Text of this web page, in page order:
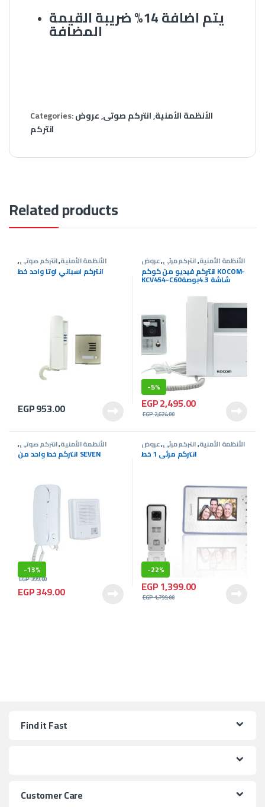
يتم اضافة 14% ضريبة القيمة
المضافة
Categories: الأنظمة الأمنية,انتركم صوتى,عروض
انتركم
Related products
الأنظمة الأمنية,انتركم صوتى,
عروض انتركم
انتركم اسباني اوتا واحد خط
EGP953.00
الأنظمة الأمنية,انتركم مرئى,عروض
انتركم
انتركم فيديو من كوكم KOCOM-
KCV454-C60شاشة 4.3بوصة
-5%
EGP2,495.00
EGP2,624.00
الأنظمة الأمنية,انتركم صوتى,
عروض انتركم انتركم خط واحد من SEVEN
-13%
EGP349.00
EGP399.00
الأنظمة الأمنية,انتركم مرئى,عروض
انتركمانتركم مرئى 1 خط
-22%
EGP1,399.00
EGP1,799.00
Find it Fast
Customer Care